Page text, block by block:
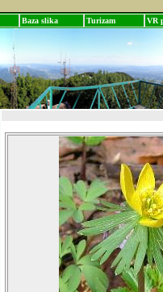
Baza slika Turizam VR